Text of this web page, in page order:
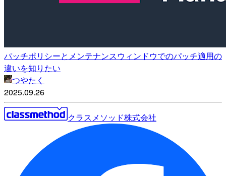
パッチポリシーとメンテナンスウィンドウでのパッチ適用の
違いを知りたい
つやたく
2025.09.26
クラスメソッド株式会社